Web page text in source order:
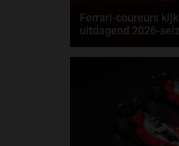
Ferrari-coureurs
uitdagend 2026-
Lewis Hamilton rijdt in
1. Toch geeft de Brit aan
Elvira Kieboom